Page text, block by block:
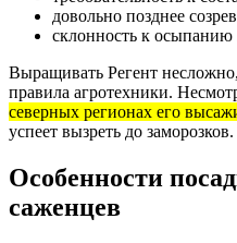
довольно позднее
склонность к осыпанию
Выращивать Регент
правила агротехники.
северных регионах его
успеет вызреть до заморозков.
Особенности
саженцев